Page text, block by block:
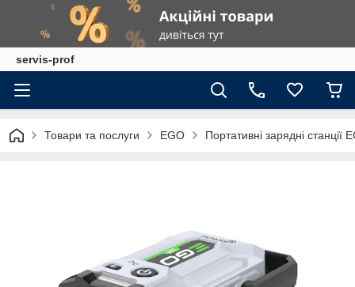
servis-prof
Товари та послуги EGO Портативні зарядні станції